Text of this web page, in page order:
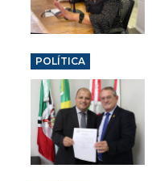
POLÍTICA